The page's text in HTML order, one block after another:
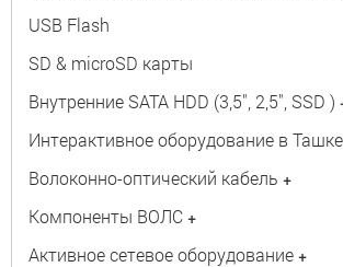
USB Flash
SD & microSD карты
Внутренние SATA HDD (3,5", 2,5", SSD )
Интерактивное оборудование в
Волоконно-оптический кабель +
Компоненты ВОЛС +
Активное сетевое оборудование +